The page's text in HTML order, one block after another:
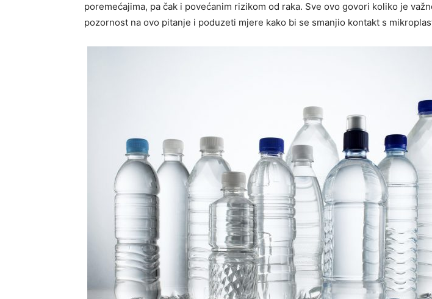
poremećajima, pa čak i povećanim rizikom od raka. Sve ovo govori koliko je
pozornost na ovo pitanje i poduzeti mjere kako bi se smanjio kontakt s